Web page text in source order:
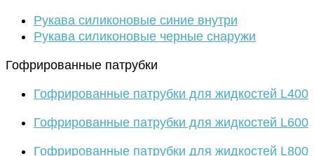
Рукава силиконовые синие внутри
Рукава силиконовые черные снаружи
Гофрированные патрубки
Гофрированные патрубки для жидкостей L400
Гофрированные патрубки для жидкостей L600
Гофрированные патрубки для жидкостей L800